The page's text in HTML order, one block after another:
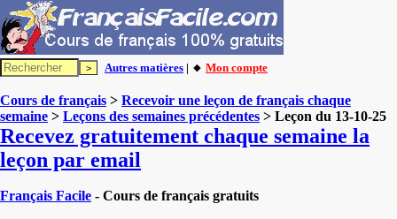
Autres matières | 🔸 Mon compte
Cours de français > Recevoir une leçon de français chaque
semaine > Leçons des semaines précédentes > Leçon du 13-10-25
Recevez gratuitement chaque semaine la
leçon par email
Français Facile - Cours de français gratuits